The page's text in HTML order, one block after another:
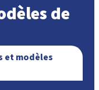
de
et modèles